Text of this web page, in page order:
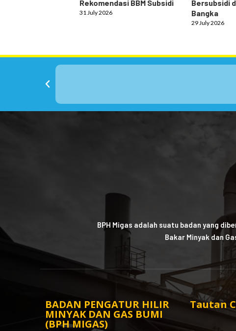
Rekomendasi BBM Subsidi
31 July 2026
Bersubsidi
Bangka
29 July 2026
BPH Migas adalah suatu badan yang
Bakar Minyak dan
BADAN PENGATUR HILIR
MINYAK DAN GAS BUMI
(BPH MIGAS)
Tautan